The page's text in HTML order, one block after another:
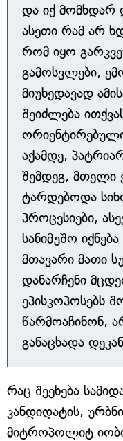
და იქ მომხდარ
ასეთი რამ არ
რომ იყო
გამოსვლები,
მიუხედავად
შეიძლება
აქამდე,
შემდეგ, მთელი
ტარდებოდა
პროცესიები,
სანიმუშო
მთავარი მათი
დანარჩენი
ეპისკოპოსებს
წარმოაჩინონ,
განაცხადა
რაც შეეხება
კანდიდატის,
მიტროპოლიტ